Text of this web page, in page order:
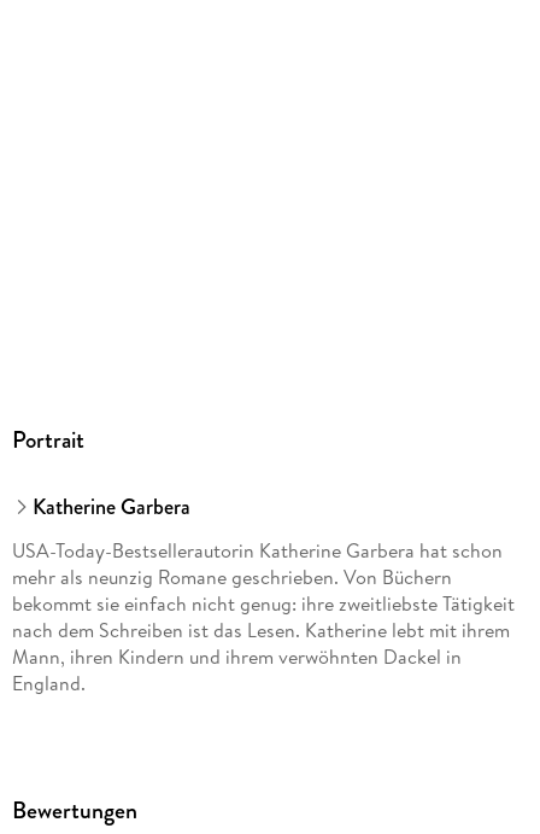
Portrait
Katherine Garbera
USA-Today-Bestsellerautorin Katherine Garbera hat schon
mehr als neunzig Romane geschrieben. Von Büchern
bekommt sie einfach nicht genug: ihre zweitliebste Tätigkeit
nach dem Schreiben ist das Lesen. Katherine lebt mit ihrem
Mann, ihren Kindern und ihrem verwöhnten Dackel in
England.
Bewertungen